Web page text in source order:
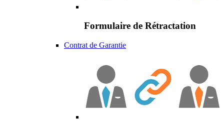
Formulaire de Rétractation
Contrat de Garantie